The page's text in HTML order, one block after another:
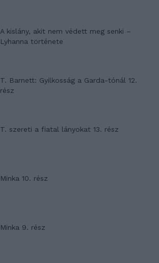
A kislány, akit nem védett meg senki –
Lyhanna története
T. Barnett: Gyilkosság a Garda-tónál 12.
rész
T. szereti a fiatal lányokat 13. rész
Minka 10. rész
Minka 9. rész